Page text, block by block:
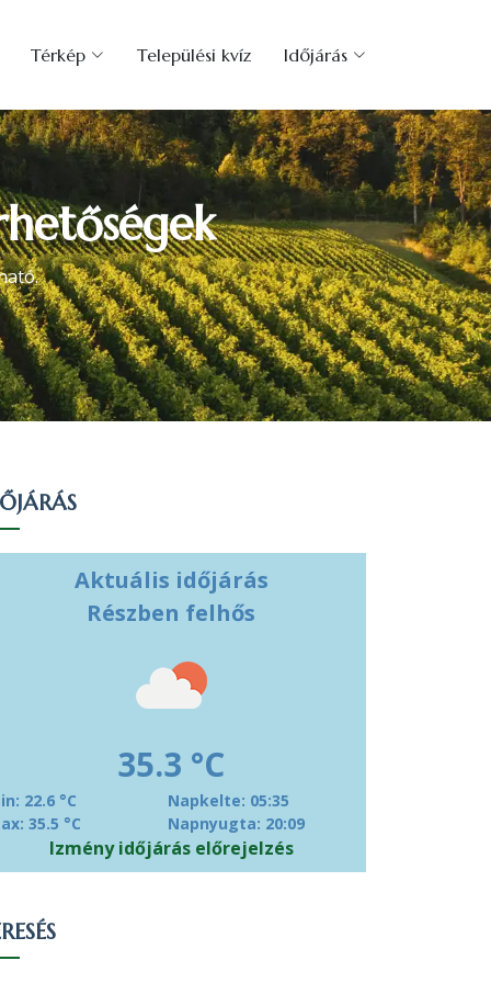
Térkép Települési kvíz Időjárás
Aktuális időjárás
Részben felhős
35.3 °C
22.6 °C
35.5 °C
Napkelte: 05:35
Napnyugta: 20:09
Izmény időjárás előrejelzés